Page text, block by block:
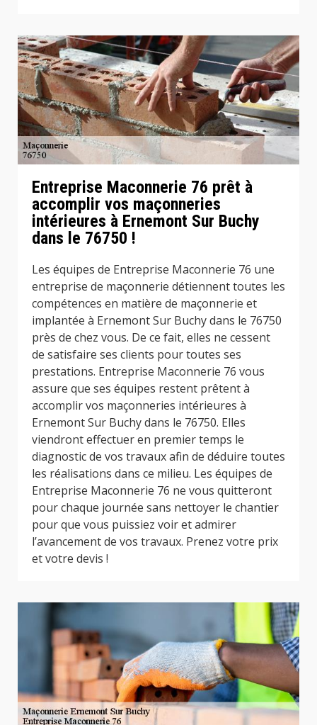
Entreprise Maconnerie 76 prêt à
accomplir vos maçonneries
intérieures à Ernemont Sur Buchy
dans le 76750 !
Les équipes de Entreprise Maconnerie 76 une
entreprise de maçonnerie détiennent toutes les
compétences en matière de maçonnerie et
implantée à Ernemont Sur Buchy dans le 76750
près de chez vous. De ce fait, elles ne cessent
de satisfaire ses clients pour toutes ses
prestations. Entreprise Maconnerie 76 vous
assure que ses équipes restent prêtent à
accomplir vos maçonneries intérieures à
Ernemont Sur Buchy dans le 76750. Elles
viendront effectuer en premier temps le
diagnostic de vos travaux afin de déduire toutes
les réalisations dans ce milieu. Les équipes de
Entreprise Maconnerie 76 ne vous quitteront
pour chaque journée sans nettoyer le chantier
pour que vous puissiez voir et admirer
l’avancement de vos travaux. Prenez votre prix
et votre devis !